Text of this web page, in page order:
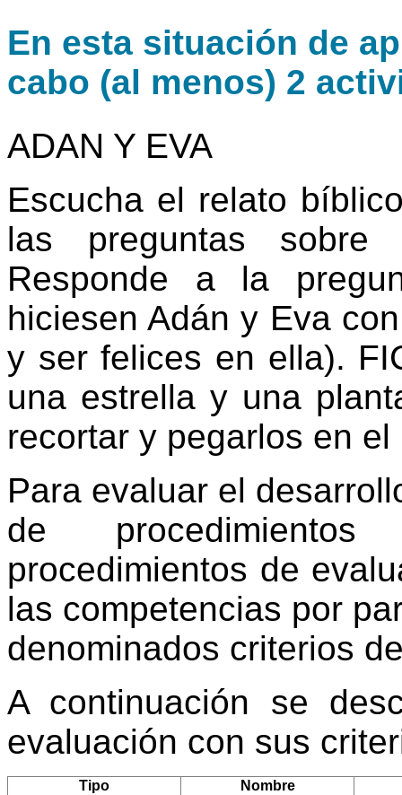
En esta situación de
cabo (al menos) 2
ADAN Y EVA
Escucha el relato
las preguntas sobre
Responde a la
hiciesen Adán y Eva
y ser felices en ella).
una estrella y una
recortar y pegarlos en el
Para evaluar el
de
procedimientos de
las competencias por
denominados criterios
A continuación se
evaluación con sus
Tipo Nombre